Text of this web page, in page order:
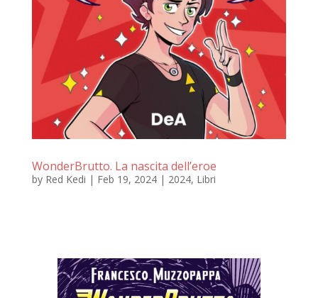
WonderBrutto. La nascita dell’eroe
by Red Kedi | Feb 19, 2024| 2024, Libri